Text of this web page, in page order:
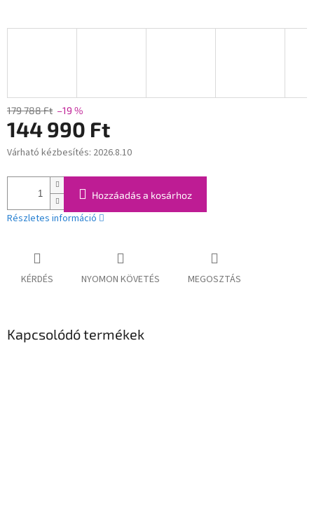
179 788 Ft –19 %
144 990 Ft
Egységár:
Várható kézbesítés: 2026.8.10
Hozzáadás a kosárhoz
Részletes információ
KÉRDÉS NYOMON KÖVETÉS MEGOSZTÁS
Kapcsolódó termékek